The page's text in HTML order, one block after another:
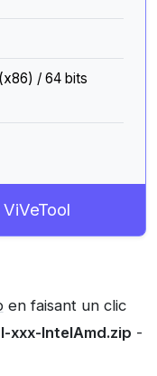
/ 64 bits
en faisant un clic
xxx-IntelAmd.zip -